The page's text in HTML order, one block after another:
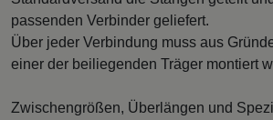
passenden Verbinder geliefert.
Über jeder Verbindung muss aus
einer der beiliegenden Träger montiert
Zwischengrößen, Überlängen und